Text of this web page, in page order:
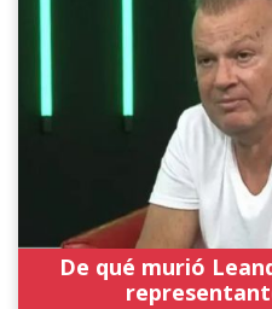
De qué murió